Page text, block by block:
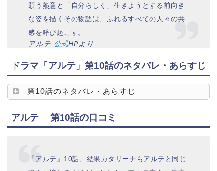
願う熱意と「自分らしく」生きようとする前向き
な姿を描くその物語は、ふれるすべての人々の共
感を呼び起こす。
アルテ 公式HPより
ドラマ「アルテ」第10話のネタバレ・あらすじ
第10話のネタバレ・あらすじ
アルテ 第10話の口コミ
『アルテ』10話、結果カタリーナもアルテと同じ